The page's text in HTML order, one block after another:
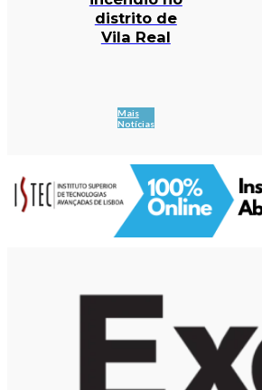
distrito de
Vila Real
Mais
Notícias